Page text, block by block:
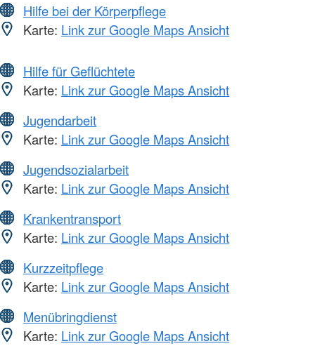
Hilfe bei der Körperpflege
Karte: Link zur Google Maps Ansicht
Hilfe für Geflüchtete
Karte: Link zur Google Maps Ansicht
Jugendarbeit
Karte: Link zur Google Maps Ansicht
Jugendsozialarbeit
Karte: Link zur Google Maps Ansicht
Krankentransport
Karte: Link zur Google Maps Ansicht
Kurzzeitpflege
Karte: Link zur Google Maps Ansicht
Menübringdienst
Karte: Link zur Google Maps Ansicht